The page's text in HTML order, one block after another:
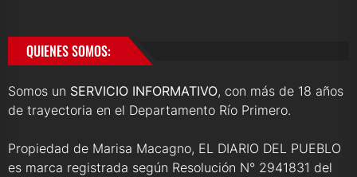
QUIENES SOMOS:
Somos un SERVICIO INFORMATIVO, con más de 18 años
de trayectoria en el Departamento Río Primero.
Propiedad de Marisa Macagno, EL DIARIO DEL PUEBLO
es marca registrada según Resolución N° 2941831 del